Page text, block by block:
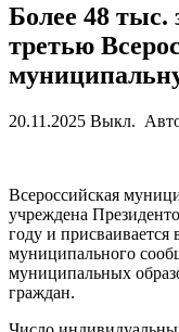
Более 48 тыс.
третью
20.11.2025 Выкл.
Всероссийская
учреждена
году и
муниципального
муниципальных
граждан.